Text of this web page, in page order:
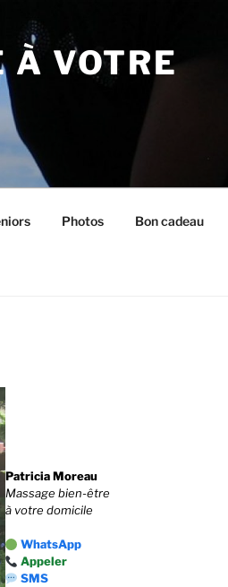
À VOTRE
Photos Bon cadeau
Patricia Moreau
Massage bien-être
à votre domicile
WhatsApp
Appeler
SMS